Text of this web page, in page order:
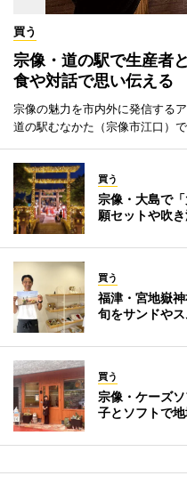
買う
宗像・道の駅で生産者
食や対話で思い伝える
宗像の魅力を市内外に発信する
道の駅むなかた（宗像市江口）で
買う
宗像・大島で
願セットや吹
買う
福津・宮地嶽
旬をサンドや
買う
宗像・ケーズ
子とソフトで